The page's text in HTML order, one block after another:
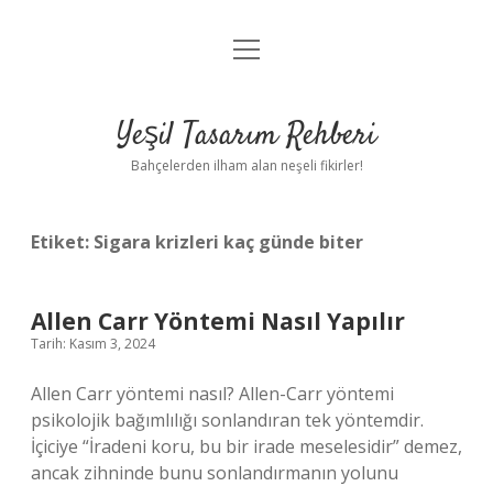
Anasayfa
Yasal Uyarı
menüyü
Yeşil Tasarım Rehberi
Bahçelerden ilham alan neşeli fikirler!
Etiket: Sigara krizleri kaç günde biter
Allen Carr Yöntemi Nasıl Yapılır
Tarih: Kasım 3, 2024
Allen Carr yöntemi nasıl? Allen-Carr yöntemi
psikolojik bağımlılığı sonlandıran tek yöntemdir.
İçiciye “İradeni koru, bu bir irade meselesidir” demez,
ancak zihninde bunu sonlandırmanın yolunu